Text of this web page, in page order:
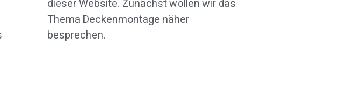
besprechen.